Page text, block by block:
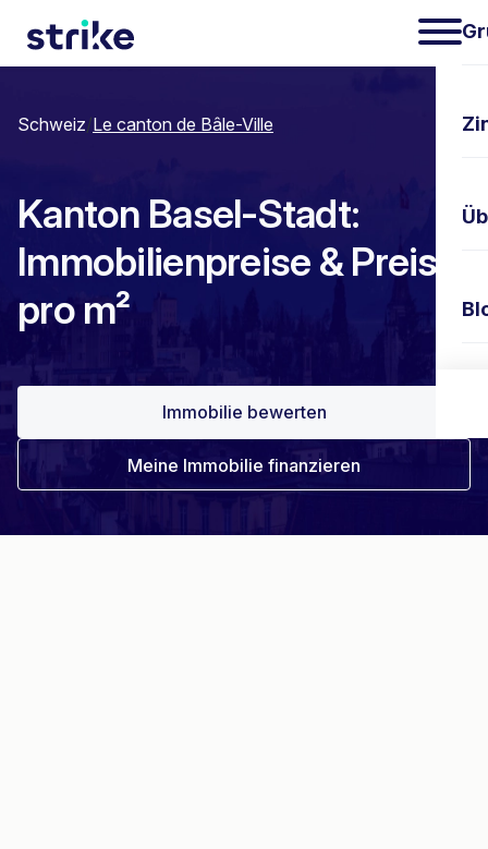
Schweiz/Le canton de Bâle-Ville
Kanton Basel-Stadt:
Immobilienpreise & Preis
pro m²
Immobilie bewerten
Meine Immobilie finanzieren